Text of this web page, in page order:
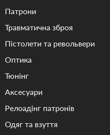
Патрони
Травматична зброя
Пістолети та револьвери
Оптика
Тюнінг
Аксесуари
Релоадінг патронів
Одяг та взуття